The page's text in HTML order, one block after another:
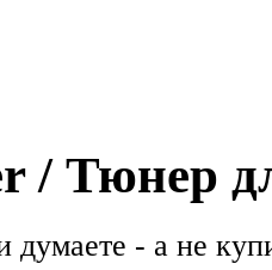
/ Тюнер
думаете - а не